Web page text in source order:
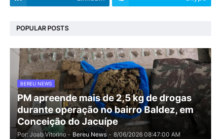
POPULAR POSTS
BEREU NEWS
PM apreende mais de 2,5 kg de drogas
durante operação no bairro Baldez, em
Conceição do Jacuípe
Por: Joab Vitorino - Bereu News - 8/06/2026 08:47:00 AM